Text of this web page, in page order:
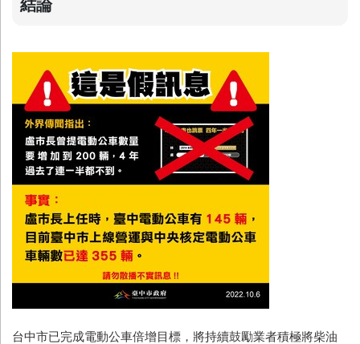
結論
台中市已完成電動公車倍增目標，將持續鼓勵業者積極將柴油